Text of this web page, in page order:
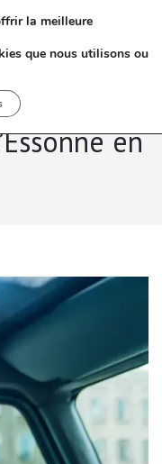
en
la meilleure
que nous utilisons ou